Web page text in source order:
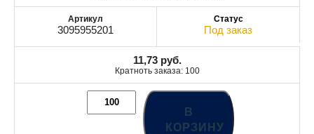
3095955201 Под заказ
11,73 руб.
Кратноть заказа: 100
В
КОРЗИНУ